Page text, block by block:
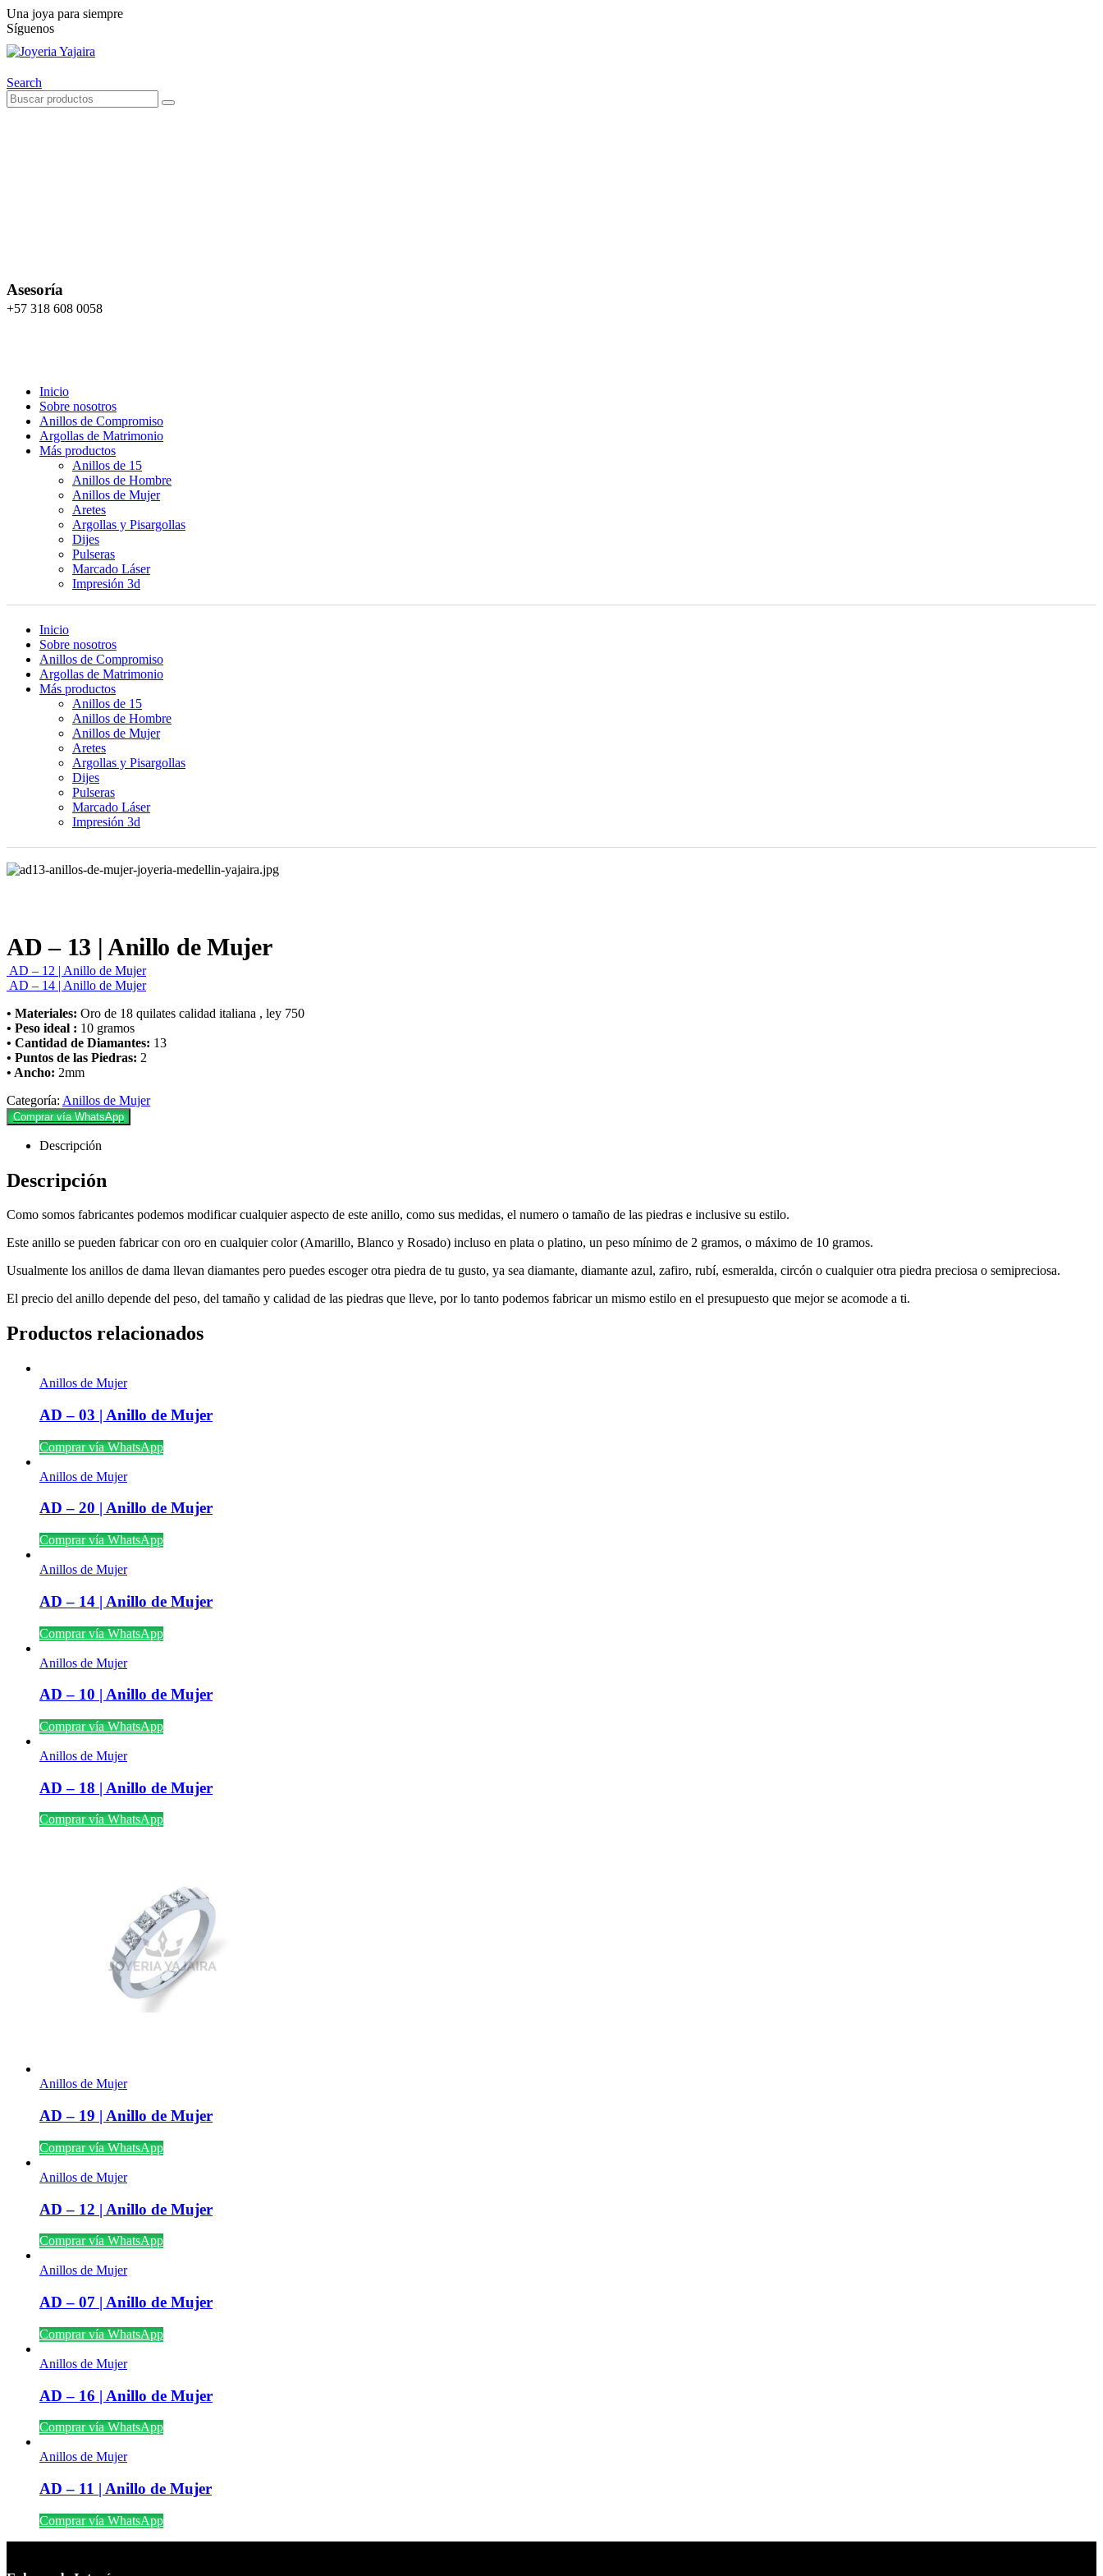
Una joya para siempre
Síguenos
Search
Asesoría
+57 318 608 0058
Inicio
Sobre nosotros
Anillos de Compromiso
Argollas de Matrimonio
Más productos
Anillos de 15
Anillos de Hombre
Anillos de Mujer
Aretes
Argollas y Pisargollas
Dijes
Pulseras
Marcado Láser
Impresión 3d
Inicio
Sobre nosotros
Anillos de Compromiso
Argollas de Matrimonio
Más productos
Anillos de 15
Anillos de Hombre
Anillos de Mujer
Aretes
Argollas y Pisargollas
Dijes
Pulseras
Marcado Láser
Impresión 3d
AD – 13 | Anillo de Mujer
AD – 12 | Anillo de Mujer
AD – 14 | Anillo de Mujer
• Materiales: Oro de 18 quilates calidad italiana , ley 750
• Peso ideal : 10 gramos
• Cantidad de Diamantes: 13
• Puntos de las Piedras: 2
• Ancho: 2mm
Categoría: Anillos de Mujer
Comprar vía WhatsApp
Descripción
Descripción
Como somos fabricantes podemos modificar cualquier aspecto de este anillo, como sus medidas, el numero o tamaño de las piedras e inclusive su estilo.
Este anillo se pueden fabricar con oro en cualquier color (Amarillo, Blanco y Rosado) incluso en plata o platino, un peso mínimo de 2 gramos, o máximo de 10 gramos.
Usualmente los anillos de dama llevan diamantes pero puedes escoger otra piedra de tu gusto, ya sea diamante, diamante azul, zafiro, rubí, esmeralda, circón o cualquier otra piedra preciosa o semipreciosa.
El precio del anillo depende del peso, del tamaño y calidad de las piedras que lleve, por lo tanto podemos fabricar un mismo estilo en el presupuesto que mejor se acomode a ti.
Productos relacionados
Anillos de Mujer
AD – 03 | Anillo de Mujer
Comprar vía WhatsApp
Anillos de Mujer
AD – 20 | Anillo de Mujer
Comprar vía WhatsApp
Anillos de Mujer
AD – 14 | Anillo de Mujer
Comprar vía WhatsApp
Anillos de Mujer
AD – 10 | Anillo de Mujer
Comprar vía WhatsApp
Anillos de Mujer
AD – 18 | Anillo de Mujer
Comprar vía WhatsApp
Anillos de Mujer
AD – 19 | Anillo de Mujer
Comprar vía WhatsApp
Anillos de Mujer
AD – 12 | Anillo de Mujer
Comprar vía WhatsApp
Anillos de Mujer
AD – 07 | Anillo de Mujer
Comprar vía WhatsApp
Anillos de Mujer
AD – 16 | Anillo de Mujer
Comprar vía WhatsApp
Anillos de Mujer
AD – 11 | Anillo de Mujer
Comprar vía WhatsApp